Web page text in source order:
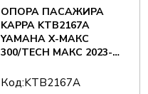
ОПОРА ПАСАЖИРА
KAPPA KTB2167A
YAMAHA X-МАКС
300/TECH МАКС 2023-
Код:KTB2167A